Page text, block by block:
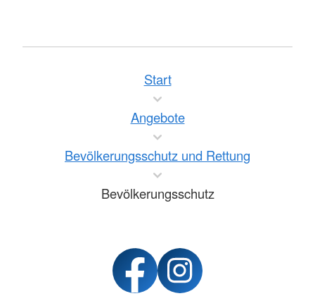
Start
Angebote
Bevölkerungsschutz und Rettung
Bevölkerungsschutz